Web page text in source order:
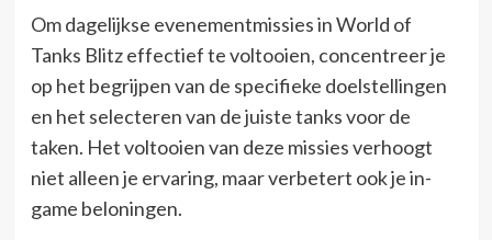
Om dagelijkse evenementmissies in World of
Tanks Blitz effectief te voltooien, concentreer je
op het begrijpen van de specifieke doelstellingen
en het selecteren van de juiste tanks voor de
taken. Het voltooien van deze missies verhoogt
niet alleen je ervaring, maar verbetert ook je in-
game beloningen.